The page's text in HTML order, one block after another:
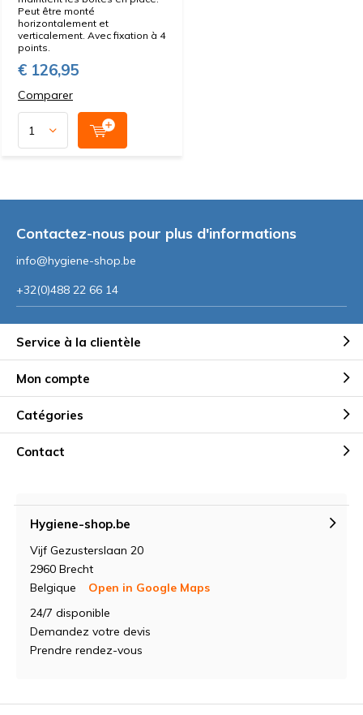
Peut être monté
horizontalement et
verticalement. Avec fixation à 4
points.
€ 126,95
Comparer
Contactez-nous pour plus d'informations
info@hygiene-shop.be
+32(0)488 22 66 14
Service à la clientèle
Mon compte
Catégories
Contact
Hygiene-shop.be
Vijf Gezusterslaan 20
2960 Brecht
Belgique
Open in Google Maps
24/7 disponible
Demandez votre devis
Prendre rendez-vous